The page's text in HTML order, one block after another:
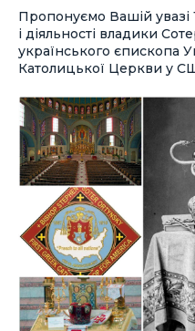
Пропонуємо Вашій увазі
і діяльності владики
українського єпископа
Католицької Церкви у